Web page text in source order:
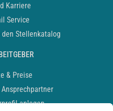
Karriere
Service
den Stellenkatalog
& Preise
anlegen